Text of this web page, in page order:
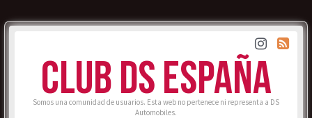
CLUB DS ESPAÑA
Somos una comunidad de usuarios. Esta web no pertenece ni representa a DS
Automobiles.